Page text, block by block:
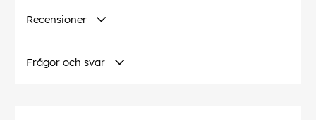
Recensioner
Frågor och svar